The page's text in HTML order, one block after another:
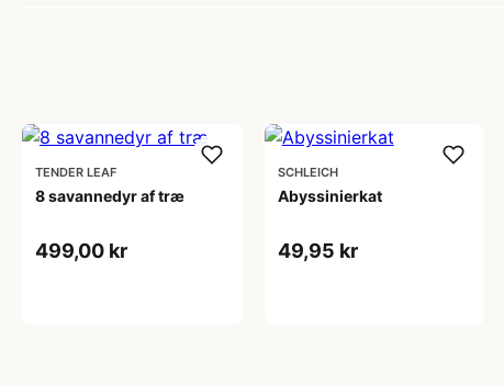
TENDER LEAF
8 savannedyr af træ
499,00 kr
SCHLEICH
Abyssinierkat
49,95 kr